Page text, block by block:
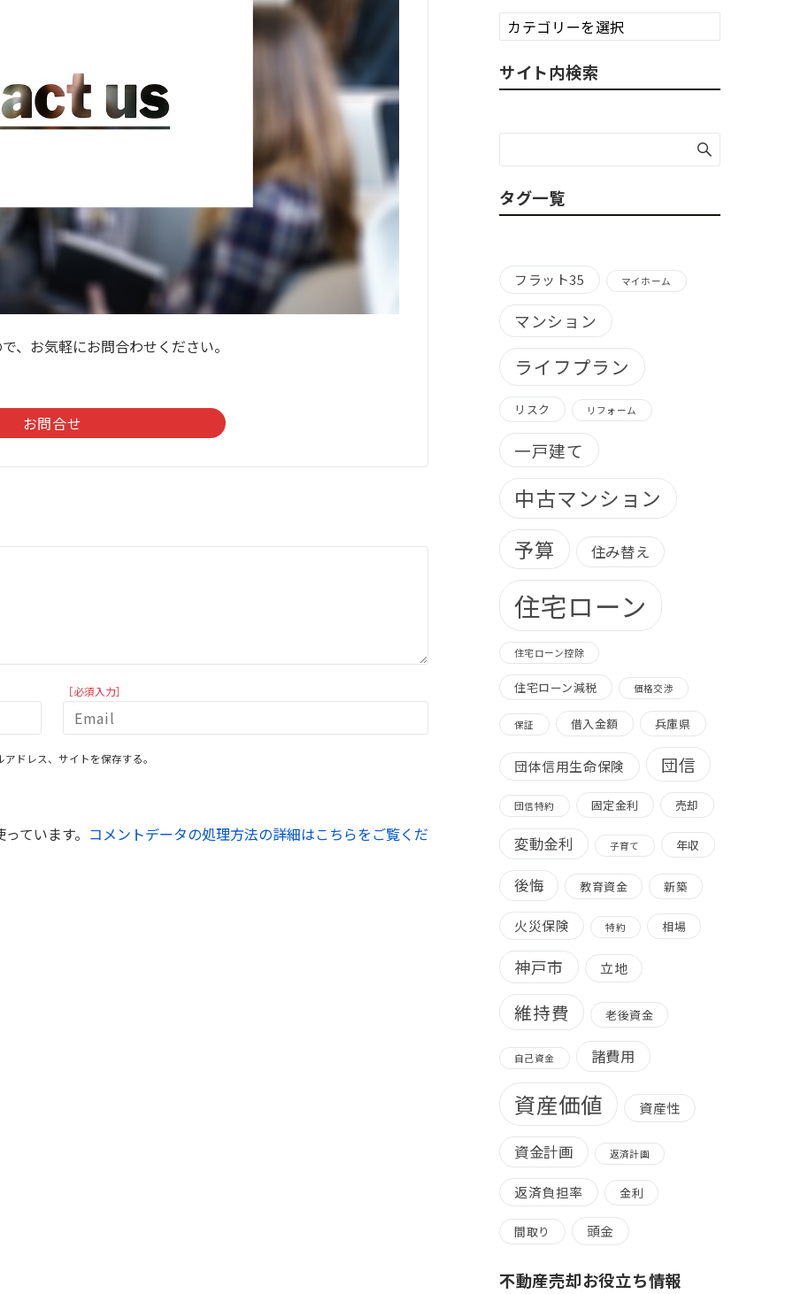
、お気軽にお問合わせください。
お問合せ
［必須入力］
ドレス、サイトを保存する。
ています。 コメントデータの処理方法の詳細はこちらをご覧くだ
お
役
ち
情
（カ
ゴ
リ
ー
サイト内検索
タグ一覧
フラット35 マイホーム
マンション
ライフプラン
リスク リフォーム
一戸建て
中古マンション
予算 住み替え
住宅ローン
住宅ローン控除
住宅ローン減税 価格交渉
保証 借入金額 兵庫県
団体信用生命保険 団信
団信特約 固定金利 売却
変動金利 子育て 年収
後悔 教育資金 新築
火災保険 特約 相場
神戸市 立地
維持費 老後資金
自己資金 諸費用
資産価値 資産性
資金計画 返済計画
返済負担率 金利
間取り 頭金
不動産売却お役立ち情報